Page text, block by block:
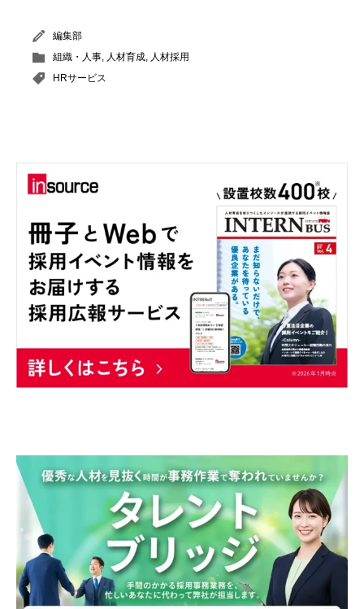
編集部
組織・人事, 人材育成, 人材採用
HRサービス